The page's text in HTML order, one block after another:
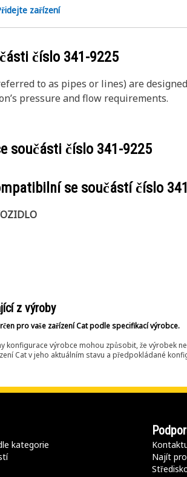
zařízení
číslo 341-9225
to as pipes or lines) are
pressure and flow requirements.
součásti číslo 341-9225
se součástí číslo
z výroby
pro vaše zařízení Cat podle specifikací výrobce.
konfigurace výrobce mohou způsobit, že výrobek
Cat v jeho aktuálním stavu a předpokládané
kategorie
Najít